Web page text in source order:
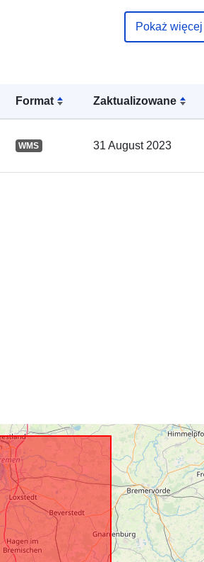
Format Zaktualizowane
WMS 31 August 2023
Zapis
Pokaż więcej